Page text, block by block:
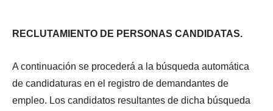
RECLUTAMIENTO DE PERSONAS CANDIDATAS.
A continuación se procederá a la búsqueda automática
de candidaturas en el registro de demandantes de
empleo. Los candidatos resultantes de dicha búsqueda